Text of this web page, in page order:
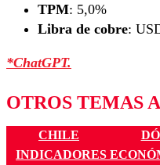
TPM: 5,0%
Libra de cobre:
*ChatGPT.
OTROS TEMAS
CHILE
INDICADORES